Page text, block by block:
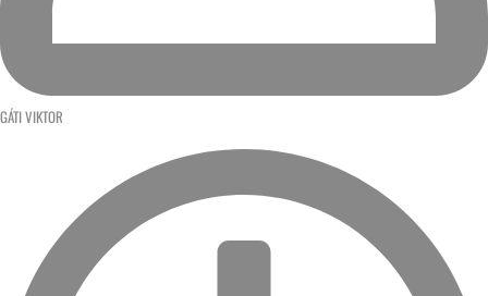
GÁTI VIKTOR